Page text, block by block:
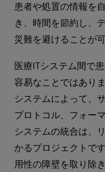
患者や処置の情報を
き、時間を節約し、
災難を避けることが可
医療ITシステム間で
容易なことではあり
システムによって、
プロトコル、フォー
システムの統合は、
かるプロジェクトで
用性の障壁を取り除